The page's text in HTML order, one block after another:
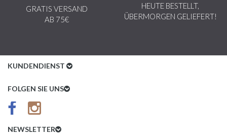
GRATIS VERSAND
AB 75€
HEUTE BESTELLT,
ÜBERMORGEN GELIEFERT!
KUNDENDIENST
Kundenservice
AGB
FOLGEN SIE UNS
NEWSLETTER